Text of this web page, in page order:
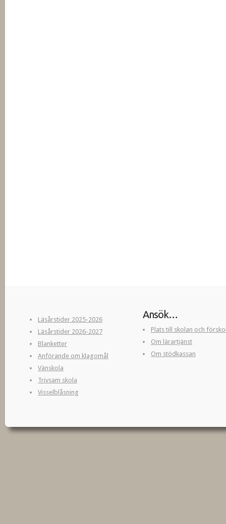
Läsårstider 2025-2026
Läsårstider 2026-2027
Blanketter
Anförande om klagomål
Vänskola
Trivsam skola
Visselblåsning
Ansök…
Plats till skolan och
Om lärartjänst
Om stödkassan